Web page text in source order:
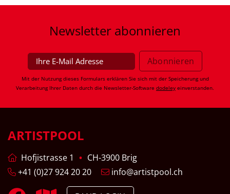
Newsletter abonnieren
Mit der Nutzung dieses Formulars erklären Sie sich mit der Speicherung und
Verarbeitung Ihrer Daten durch die Newsletter-Software dodeley einverstanden.
ARTISTPOOL
Hofjistrasse 1
CH-3900 Brig
+41 (0)27 924 20 20
info@artistpool.ch